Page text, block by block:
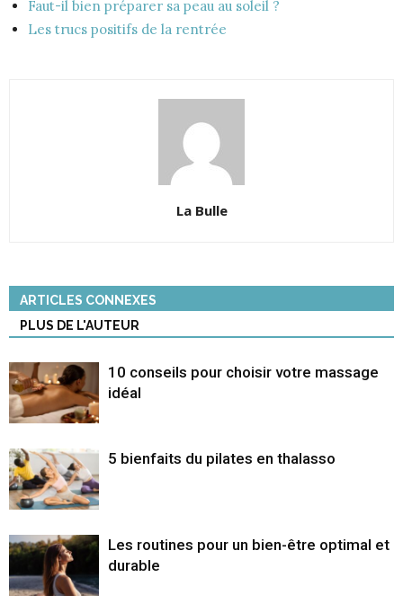
Faut-il bien préparer sa peau au soleil ?
Les trucs positifs de la rentrée
La Bulle
ARTICLES CONNEXES
PLUS DE L'AUTEUR
10 conseils pour choisir votre massage
idéal
5 bienfaits du pilates en thalasso
Les routines pour un bien-être optimal et
durable